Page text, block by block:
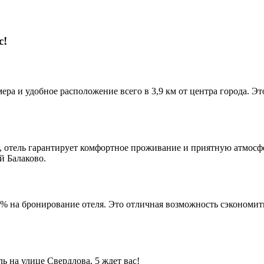
и удобное расположение всего в 3,9 км от центра города.
гарантирует комфортное проживание и приятную
Балаково.
на бронирование отеля. Это отличная возможность
на улице Свердлова, 5 ждет вас!